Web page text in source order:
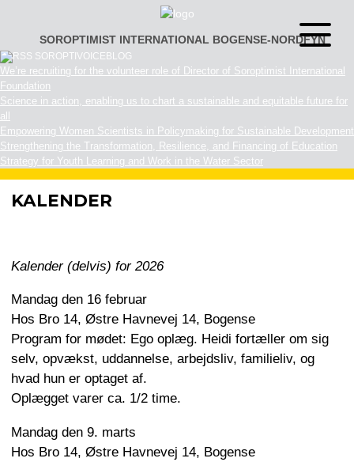
SOROPTIMIST INTERNATIONAL BOGENSE-NORDFYN
Åben
menu
SOROPTIVOICEBLOG
We’re recruiting for the volunteer role of Director of Soroptimist International
Foundation
Science in action, enabling us to chart a sustainable and equitable future for
all
Empowering Women Scientists in Policymaking for Sustainable Development
Strengthening the Transformation, Resilience, and Financing of Education
Strategy for Youth Learning and Work in the Water Sector
KALENDER
Kalender (delvis) for 2026
Mandag den 16 februar
Hos Bro 14, Østre Havnevej 14, Bogense
Program for mødet: Ego oplæg. Heidi fortæller om sig
selv, opvækst, uddannelse, arbejdsliv, familieliv, og
hvad hun er optaget af.
Oplægget varer ca. 1/2 time.
Mandag den 9. marts
Hos Bro 14, Østre Havnevej 14, Bogense